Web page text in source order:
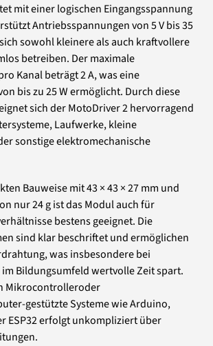
mit einer logischen Eingangsspannung
Antriebsspannungen von 5 V bis 35
sowohl kleinere als auch kraftvollere
betreiben. Der maximale
Kanal beträgt 2 A, was eine
bis zu 25 W ermöglicht. Durch diese
sich der MotoDriver 2 hervorragend
Laufwerke, kleine
sonstige elektromechanische
Bauweise mit 43 × 43 × 27 mm und
nur 24 g ist das Modul auch für
bestens geeignet. Die
sind klar beschriftet und ermöglichen
was insbesondere bei
Bildungsumfeld wertvolle Zeit spart.
Mikrocontrolleroder
gestützte Systeme wie Arduino,
ESP32 erfolgt unkompliziert über